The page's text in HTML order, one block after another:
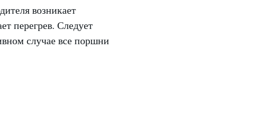
возникает
перегрев. Следует
случае все поршни